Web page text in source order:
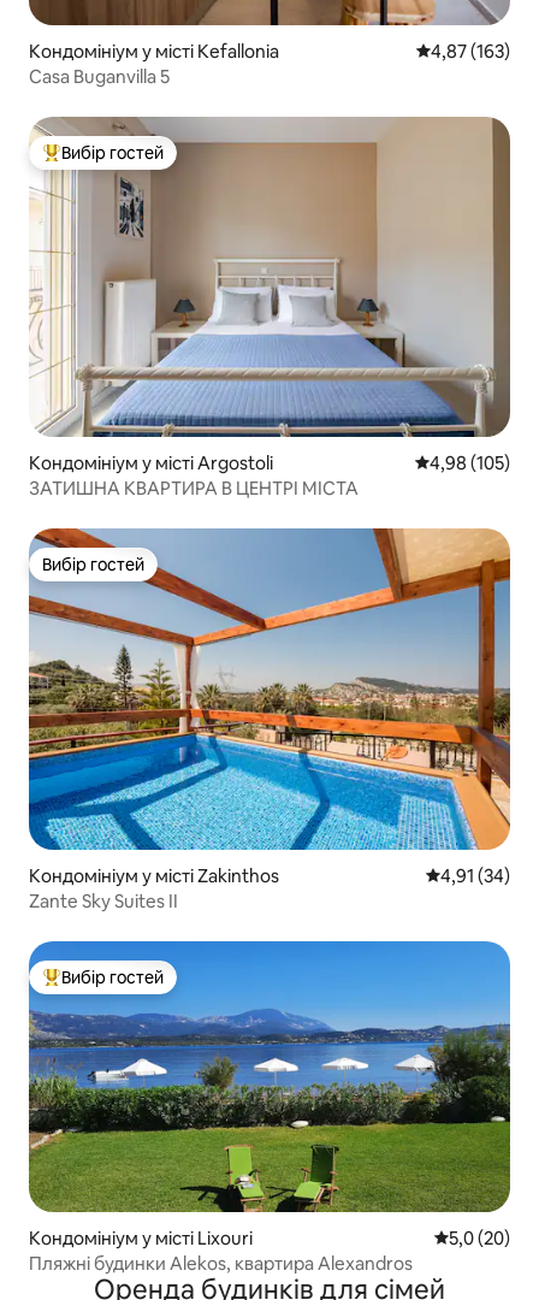
Кондомініум у місті Kefallonia Середня
4,87 (163)
Casa Buganvilla 5
Топ вибір гостей
Вибір гостей
Кондомініум у місті Argostoli Середня
4,98 (105)
ЗАТИШНА КВАРТИРА В ЦЕНТРІ МІСТА
Вибір гостей
Вибір гостей
Кондомініум у місті Zakinthos Середня
4,91 (34)
Zante Sky Suites II
Топ вибір гостей
Вибір гостей
Кондомініум у місті Lixouri Середня
5,0 (20)
Пляжні будинки Alekos, квартира Alexandros
Оренда будинків для сімей